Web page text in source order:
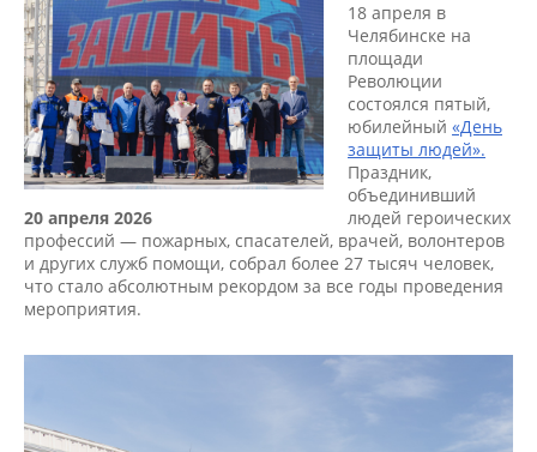
20 апреля 2026
18 апреля в
Челябинске на
площади
Революции
состоялся пятый,
юбилейный «День
защиты людей».
Праздник,
объединивший
людей героических
профессий — пожарных, спасателей, врачей, волонтеров
и других служб помощи, собрал более 27 тысяч человек,
что стало абсолютным рекордом за все годы проведения
мероприятия.